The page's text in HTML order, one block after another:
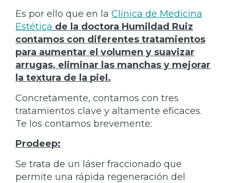
Es por ello que en la Clínica de Medicina
Estética de la doctora Humildad Ruiz
contamos con diferentes tratamientos
para aumentar el volumen y suavizar
arrugas, eliminar las manchas y mejorar
la textura de la piel.
Concretamente, contamos con tres
tratamientos clave y altamente eficaces.
Te los contamos brevemente:
Prodeep:
Se trata de un láser fraccionado que
permite una rápida regeneración del